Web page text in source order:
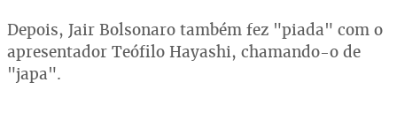
Depois, Jair Bolsonaro também fez "piada" com o
apresentador Teófilo Hayashi, chamando-o de
"japa".